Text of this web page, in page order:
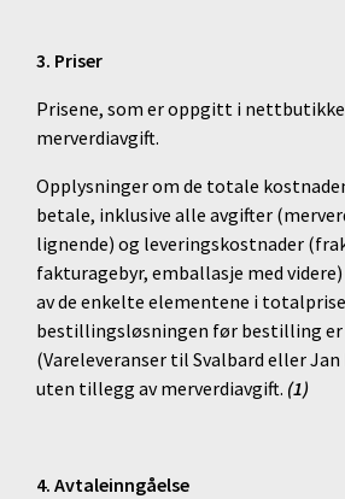
3. Priser
Prisene, som er oppgitt i
merverdiavgift.
Opplysninger om de totale
betale, inklusive alle avgifter
lignende) og leveringskostnader
fakturagebyr, emballasje med
av de enkelte elementene i
bestillingsløsningen før bestilling
(Vareleveranser til Svalbard eller Jan
uten tillegg av merverdiavgift. (1)
4. Avtaleinngåelse